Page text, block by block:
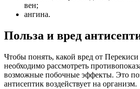
вен;
ангина.
Польза и вред
Чтобы понять, какой вред от
необходимо рассмотреть
возможные побочные эффекты. Это
антисептик воздействует на организм.